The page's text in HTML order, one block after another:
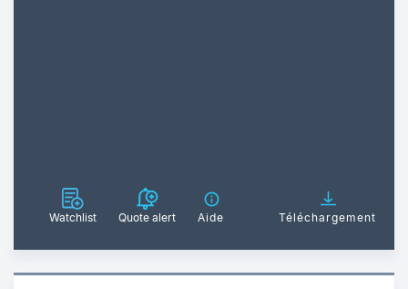
Watchlist Quote alert Aide Téléchargement